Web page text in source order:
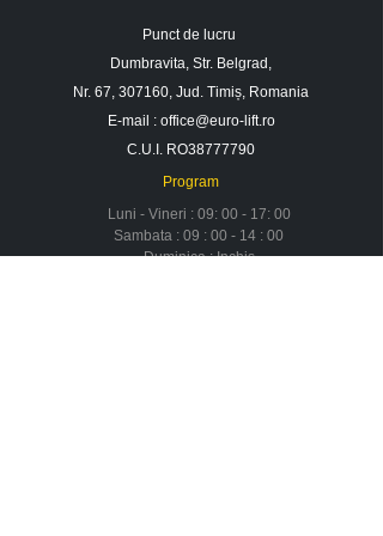
Punct de lucru
Dumbravita, Str. Belgrad,
Nr. 67, 307160, Jud. Timiș, Romania
E-mail : office@euro-lift.ro
C.U.I. RO38777790
Program
Luni - Vineri : 09: 00 - 17: 00
Sambata : 09 : 00 - 14 : 00
Duminica : Inchis